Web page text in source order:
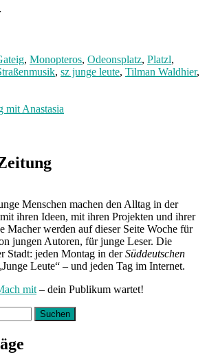
, Monopteros, Odeonsplatz, Platzl,
, sz junge leute, Tilman Waldhier,
mit Anastasia
Menschen machen den Alltag in der
ihren Ideen, mit ihren Projekten und ihrer
Macher werden auf dieser Seite Woche für
jungen Autoren, für junge Leser. Die
Stadt: jeden Montag in derSüddeutschen
Leute“ – und jeden Tag im Internet.
mit – dein Publikum wartet!